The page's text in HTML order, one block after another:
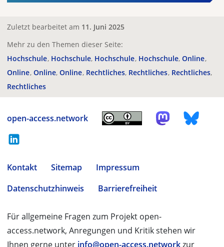
Zuletzt bearbeitet am 11. Juni 2025
Mehr zu den Themen dieser Seite:
Hochschule Hochschule Hochschule Hochschule Online
Online Online Online Rechtliches Rechtliches Rechtliches
Rechtliches
open-access.network
Kontakt Sitemap
Impressum
Datenschutzhinweis
Barrierefreiheit
Für allgemeine Fragen zum Projekt open-
access.network, Anregungen und Kritik stehen wir
Ihnen gerne unter info@open-access.networkzur